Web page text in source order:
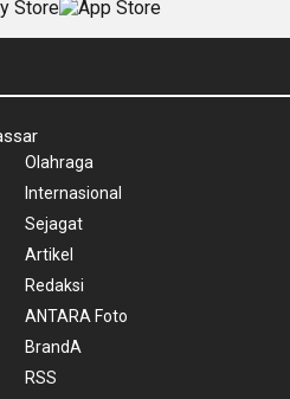
Olahraga
Internasional
Sejagat
Artikel
Redaksi
ANTARA Foto
BrandA
RSS